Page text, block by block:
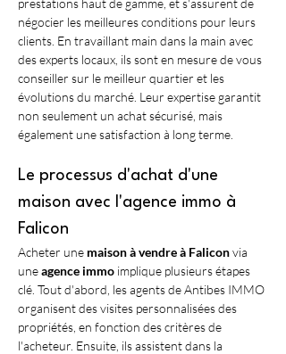
prestations haut de gamme, et s'assurent de
négocier les meilleures conditions pour leurs
clients. En travaillant main dans la main avec
des experts locaux, ils sont en mesure de vous
conseiller sur le meilleur quartier et les
évolutions du marché. Leur expertise garantit
non seulement un achat sécurisé, mais
également une satisfaction à long terme.
Le processus d'achat d'une
maison avec l'agence immo à
Falicon
Acheter une maison à vendre à Falicon via
une agence immo implique plusieurs étapes
clé. Tout d'abord, les agents de Antibes IMMO
organisent des visites personnalisées des
propriétés, en fonction des critères de
l'acheteur. Ensuite, ils assistent dans la